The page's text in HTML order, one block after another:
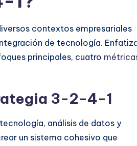
contextos empresariales
de tecnología.
principales, cuatro
3-2-4-1
análisis de datos y
un sistema cohesivo que